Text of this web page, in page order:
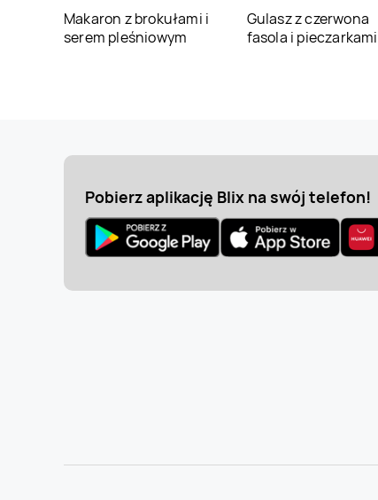
Makaron z brokułami i
serem pleśniowym
Gulasz z czerwona
fasola i pieczarkami
Pobierz aplikację Blix na swój telefon!